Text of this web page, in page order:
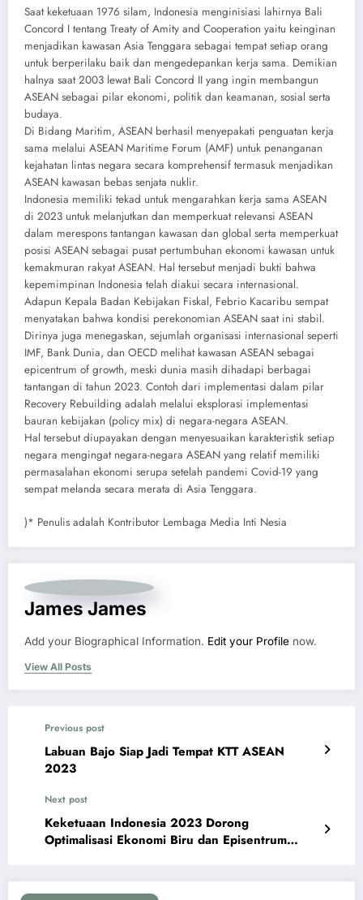
Saat keketuaan 1976 silam, Indonesia menginisiasi lahirnya Bali
Concord I tentang Treaty of Amity and Cooperation yaitu keinginan
menjadikan kawasan Asia Tenggara sebagai tempat setiap orang
untuk berperilaku baik dan mengedepankan kerja sama. Demikian
halnya saat 2003 lewat Bali Concord II yang ingin membangun
ASEAN sebagai pilar ekonomi, politik dan keamanan, sosial serta
budaya.
Di Bidang Maritim, ASEAN berhasil menyepakati penguatan kerja
sama melalui ASEAN Maritime Forum (AMF) untuk penanganan
kejahatan lintas negara secara komprehensif termasuk menjadikan
ASEAN kawasan bebas senjata nuklir.
Indonesia memiliki tekad untuk mengarahkan kerja sama ASEAN
di 2023 untuk melanjutkan dan memperkuat relevansi ASEAN
dalam merespons tantangan kawasan dan global serta memperkuat
posisi ASEAN sebagai pusat pertumbuhan ekonomi kawasan untuk
kemakmuran rakyat ASEAN. Hal tersebut menjadi bukti bahwa
kepemimpinan Indonesia telah diakui secara internasional.
Adapun Kepala Badan Kebijakan Fiskal, Febrio Kacaribu sempat
menyatakan bahwa kondisi perekonomian ASEAN saat ini stabil.
Dirinya juga menegaskan, sejumlah organisasi internasional seperti
IMF, Bank Dunia, dan OECD melihat kawasan ASEAN sebagai
epicentrum of growth, meski dunia masih dihadapi berbagai
tantangan di tahun 2023. Contoh dari implementasi dalam pilar
Recovery Rebuilding adalah melalui eksplorasi implementasi
bauran kebijakan (policy mix) di negara-negara ASEAN.
Hal tersebut diupayakan dengan menyesuaikan karakteristik setiap
negara mengingat negara-negara ASEAN yang relatif memiliki
permasalahan ekonomi serupa setelah pandemi Covid-19 yang
sempat melanda secara merata di Asia Tenggara.
)* Penulis adalah Kontributor Lembaga Media Inti Nesia
James James
Add your Biographical Information. Edit your Profile now.
View All Posts
Previous post
Labuan Bajo Siap Jadi Tempat KTT ASEAN
2023
Next post
Keketuaan Indonesia 2023 Dorong
Optimalisasi Ekonomi Biru dan Episentrum